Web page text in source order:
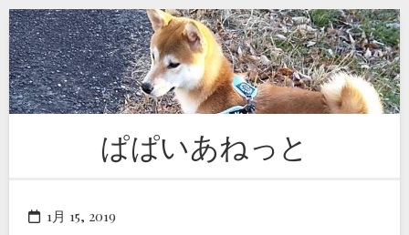
Skip
to
content
ぱぱいあねっと
1月 15, 2019